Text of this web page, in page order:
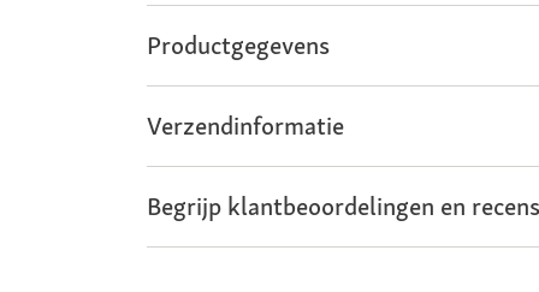
Productgegevens
Verzendinformatie
Begrijp klantbeoordelingen en